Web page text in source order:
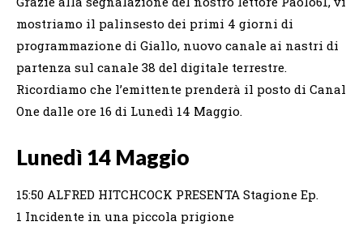
mostriamo il palinsesto dei primi 4 giorni di
programmazione di Giallo, nuovo canale ai nastri di
partenza sul canale 38 del digitale terrestre.
Ricordiamo che l’emittente prenderà il posto di Canal
One dalle ore 16 di Lunedì 14 Maggio.
Lunedì 14 Maggio
15:50 ALFRED HITCHCOCK PRESENTA Stagione Ep.
1 Incidente in una piccola prigione